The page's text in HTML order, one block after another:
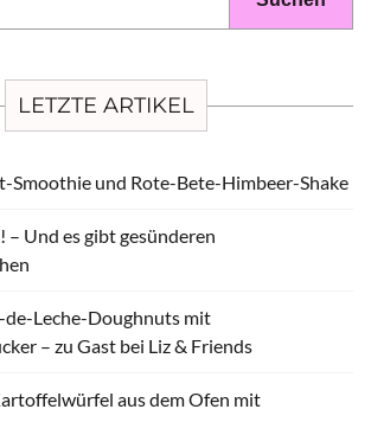
LETZTE ARTIKEL
Smoothie und Rote-Bete-Himbeer-Shake
– Und es gibt gesünderen
Leche-Doughnuts mit
– zu Gast bei Liz & Friends
aus dem Ofen mit